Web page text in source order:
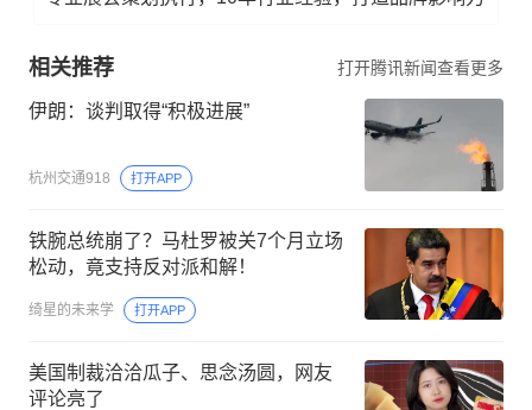
相关推荐 打开腾讯新闻查看更多
伊朗：谈判取得“积极进展”
杭州交通918 打开APP
铁腕总统崩了？马杜罗被关7个月立场
松动，竟支持反对派和解！
绮星的未来学 打开APP
美国制裁洽洽瓜子、思念汤圆，网友
评论亮了